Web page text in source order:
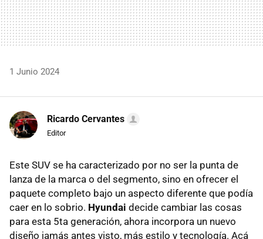
1 Junio 2024
Ricardo Cervantes
Editor
Este SUV se ha caracterizado por no ser la punta de
lanza de la marca o del segmento, sino en ofrecer el
paquete completo bajo un aspecto diferente que podía
caer en lo sobrio. Hyundai decide cambiar las cosas
para esta 5ta generación, ahora incorpora un nuevo
diseño jamás antes visto, más estilo y tecnología. Acá